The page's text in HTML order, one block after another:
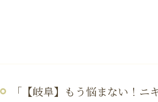
「【岐阜】もう悩まない！